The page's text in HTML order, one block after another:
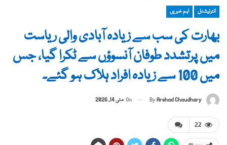
انٹرنیشنل اہم خبریں
بھارت کی سب سے زیادہ آبادی والی ریاست
میں پرتشدد طوفان آنسوؤں سے ٹکرا گیا، جس
میں 100 سے زیادہ افراد ہلاک ہو گئے۔
ByArshad Chaudhary
On مئی 14, 2026
22